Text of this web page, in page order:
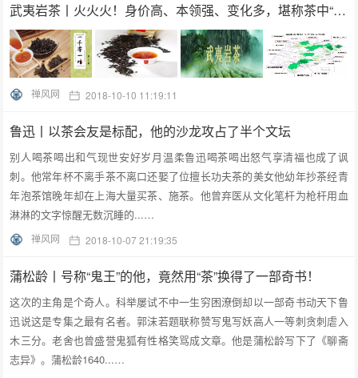
武夷岩茶丨火火火！身价高、本领强、变化多，堪称茶中“独孤九剑”！
禅风网 2018-10-10 11:19:11
鲁迅丨以茶会友是标配，他的沙龙攻占了半个文坛
别人喝茶喝出和气现世安好岁月温柔鲁迅喝茶喝出怒气享清福也成了讽
刺。他常年杯不离手茶不离口还娶了位擅长功夫茶的美女他幼年抄茶经青
年泡茶馆晚年却在上海大量买茶、施茶。他曾弃医从文化笔杆为枪杆用血
淋淋的文字惊醒无数沉睡的...…
禅风网 2018-10-07 21:19:35
蒲松龄丨号称“鬼王”的他，竟然用“茶”换得了一部奇书！
这次的主角是个奇人。科举屡试不中一生穷困潦倒却以一部奇书动天下鲁
迅说这是专集之最有名者。郭沫若题联称赞写鬼写妖高人一等刺贪刺虐入
木三分。老舍也曾盛誉鬼狐有性格笑骂成文章。他是蒲松龄写下了《聊斋
志异》。蒲松龄1640...…